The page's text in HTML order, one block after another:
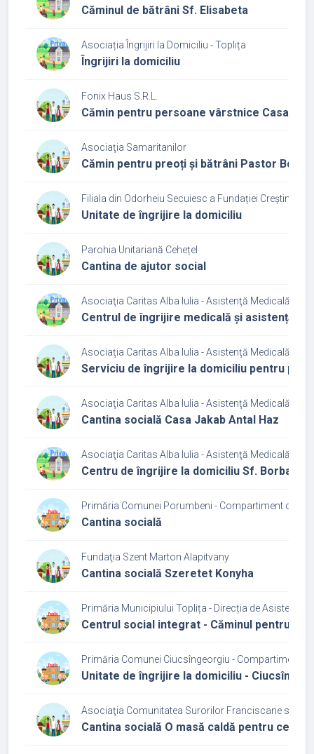
Căminul de bătrâni Sf. Elisabeta
Asociația Îngrijiri la Domiciliu - Toplița
Îngrijiri la domiciliu
Fonix Haus S.R.L.
Cămin pentru persoane vârstnice Casa
Asociaţia Samaritanilor
Cămin pentru preoți și bătrâni Pastor Bonus
Filiala din Odorheiu Secuiesc a Fundației Creștine
Unitate de îngrijire la domiciliu
Parohia Unitariană Cehețel
Cantina de ajutor social
Asociaţia Caritas Alba Iulia - Asistenţă Medicală şi
Centrul de îngrijire medicală și asistență
Asociaţia Caritas Alba Iulia - Asistenţă Medicală şi
Serviciu de îngrijire la domiciliu pentru
Asociaţia Caritas Alba Iulia - Asistenţă Medicală şi
Cantina socială Casa Jakab Antal Haz
Asociaţia Caritas Alba Iulia - Asistenţă Medicală şi
Centru de îngrijire la domiciliu Sf. Borbala
Primăria Comunei Porumbeni - Compartiment de
Cantina socială
Fundaţia Szent Marton Alapitvany
Cantina socială Szeretet Konyha
Primăria Municipiului Toplița - Direcția de Asistență
Centrul social integrat - Căminul pentru
Primăria Comunei Ciucsîngeorgiu - Compartiment
Unitate de îngrijire la domiciliu -
Asociaţia Comunitatea Surorilor Franciscane sub
Cantina socială O masă caldă pentru cei